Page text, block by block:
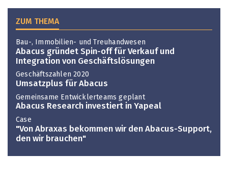
ZUM THEMA
Bau-, Immobilien- und Treuhandwesen
Abacus gründet Spin-off für Verkauf und
Integration von Geschäftslösungen
Geschäftszahlen 2020
Umsatzplus für Abacus
Gemeinsame Entwicklerteams geplant
Abacus Research investiert in Yapeal
Case
"Von Abraxas bekommen wir den Abacus-Support,
den wir brauchen"